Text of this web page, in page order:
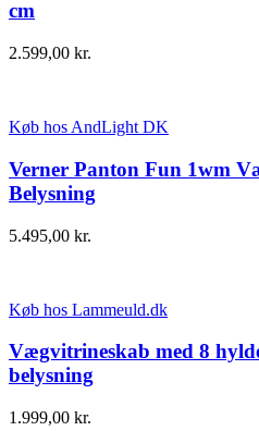
cm
2.599,00 kr.
Køb hos AndLight DK
Verner Panton Fun 1wm
Belysning
5.495,00 kr.
Køb hos Lammeuld.dk
Vægvitrineskab med 8
belysning
1.999,00 kr.